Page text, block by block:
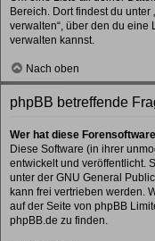
Bereich. Dort findest du unter
verwalten“, über den du
verwalten kannst.
Nach oben
phpBB betreffende
Wer hat diese
Diese Software (in ihrer
entwickelt und veröffentlicht.
unter der GNU General
kann frei vertrieben werden.
auf der Seite von phpBB
phpBB.de zu finden.